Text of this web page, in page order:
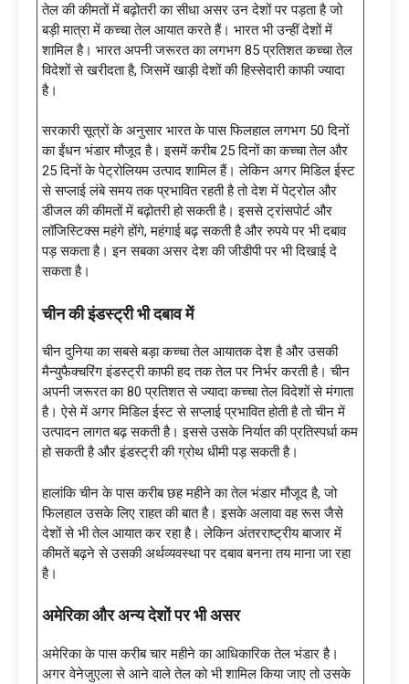
तेल की कीमतों में बढ़ोतरी का सीधा असर उन देशों पर पड़ता है जो
बड़ी मात्रा में कच्चा तेल आयात करते हैं। भारत भी उन्हीं देशों में
शामिल है। भारत अपनी जरूरत का लगभग 85 प्रतिशत कच्चा तेल
विदेशों से खरीदता है, जिसमें खाड़ी देशों की हिस्सेदारी काफी ज्यादा
है।
सरकारी सूत्रों के अनुसार भारत के पास फिलहाल लगभग 50 दिनों
का ईंधन भंडार मौजूद है। इसमें करीब 25 दिनों का कच्चा तेल और
25 दिनों के पेट्रोलियम उत्पाद शामिल हैं। लेकिन अगर मिडिल ईस्ट
से सप्लाई लंबे समय तक प्रभावित रहती है तो देश में पेट्रोल और
डीजल की कीमतों में बढ़ोतरी हो सकती है। इससे ट्रांसपोर्ट और
लॉजिस्टिक्स महंगे होंगे, महंगाई बढ़ सकती है और रुपये पर भी दबाव
पड़ सकता है। इन सबका असर देश की जीडीपी पर भी दिखाई दे
सकता है।
चीन की इंडस्ट्री भी दबाव में
चीन दुनिया का सबसे बड़ा कच्चा तेल आयातक देश है और उसकी
मैन्युफैक्चरिंग इंडस्ट्री काफी हद तक तेल पर निर्भर करती है। चीन
अपनी जरूरत का 80 प्रतिशत से ज्यादा कच्चा तेल विदेशों से मंगाता
है। ऐसे में अगर मिडिल ईस्ट से सप्लाई प्रभावित होती है तो चीन में
उत्पादन लागत बढ़ सकती है। इससे उसके निर्यात की प्रतिस्पर्धा कम
हो सकती है और इंडस्ट्री की ग्रोथ धीमी पड़ सकती है।
हालांकि चीन के पास करीब छह महीने का तेल भंडार मौजूद है, जो
फिलहाल उसके लिए राहत की बात है। इसके अलावा वह रूस जैसे
देशों से भी तेल आयात कर रहा है। लेकिन अंतरराष्ट्रीय बाजार में
कीमतें बढ़ने से उसकी अर्थव्यवस्था पर दबाव बनना तय माना जा रहा
है।
अमेरिका और अन्य देशों पर भी असर
अमेरिका के पास करीब चार महीने का आधिकारिक तेल भंडार है।
अगर वेनेजुएला से आने वाले तेल को भी शामिल किया जाए तो उसके